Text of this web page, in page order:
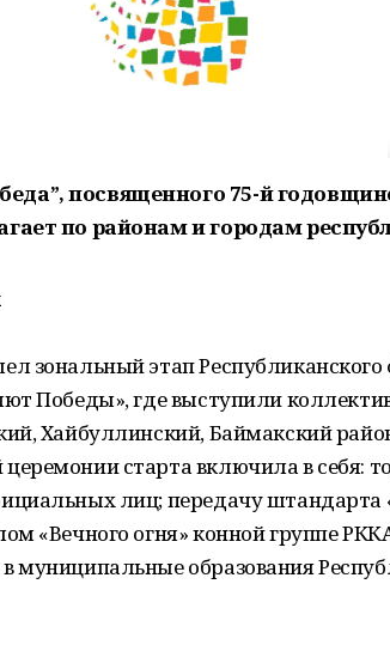
посвященного 75-й
по районам и городам
зональный этап Республиканского
Победы», где выступили
Хайбуллинский, Баймакский
старта включила в себя:
лиц; передачу штандарта
«Вечного огня» конной группе
муниципальные образования